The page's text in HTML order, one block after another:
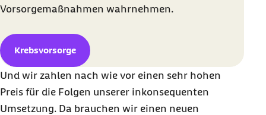
Vorsorgemaßnahmen wahrnehmen.
Krebsvorsorge
Und wir zahlen nach wie vor einen sehr hohen
Preis für die Folgen unserer inkonsequenten
Umsetzung. Da brauchen wir einen neuen